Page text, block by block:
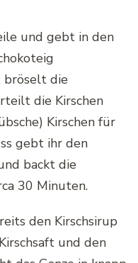
und gebt in den
bröselt die
die Kirschen
Kirschen für
gebt ihr den
backt die
30 Minuten.
den Kirschsirup
und den